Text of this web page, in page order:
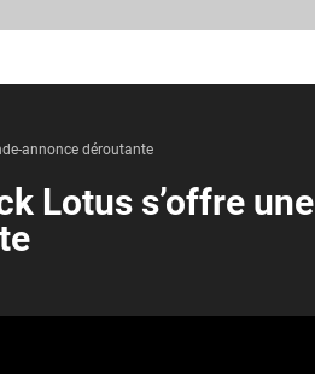
annonce déroutante
Lotus s’offre une